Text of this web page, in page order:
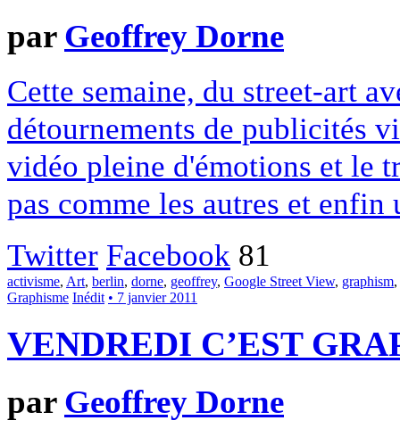
par Geoffrey Dorne
Cette semaine, du street-art
détournements de publicités
vidéo pleine d'émotions et le
pas comme les autres et enfin
Twitter Facebook 81
activisme, Art, berlin, dorne, geoffrey, Google Street View, graphism,
Graphisme Inédit • 7 janvier 2011
VENDREDI C’EST
par Geoffrey Dorne